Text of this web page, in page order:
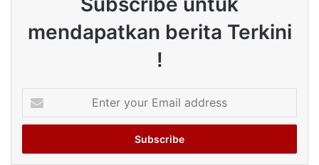
mendapatkan berita Terkini
!
your
Email